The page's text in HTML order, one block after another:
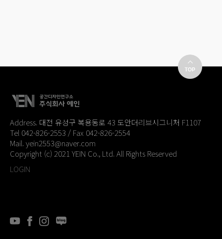
Address. 대전 유성구 복용동로 43 도안더리브시그니처 F1107
Tel 042-826-2553 / Fax 042-826-2554
Mail. yein2553@naver.com
Copyright (c) 2021 YEIN Co., Ltd. All Rights Reserved
LOGIN